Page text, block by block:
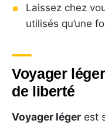
Laissez chez
utilisés qu’une
Voyager
de liberté
Voyager léger est